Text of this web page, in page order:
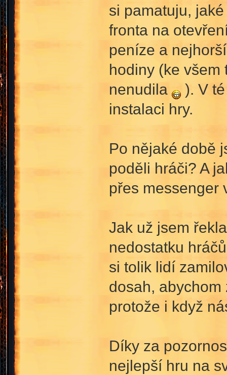
si pamatuju,
fronta na
peníze a
hodiny (ke všem
nenudila
). V té
instalaci hry.
Po nějaké době
poděli hráči? A
přes messenger
Jak už jsem
nedostatku
si tolik lidí
dosah,
protože i když
Díky za
nejlepší hru na